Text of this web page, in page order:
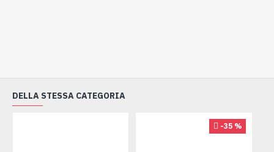
DELLA STESSA CATEGORIA
-35 %